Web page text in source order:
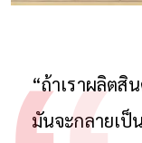
“ถ้าเราผลิตสิ
มันจะกลายเป็